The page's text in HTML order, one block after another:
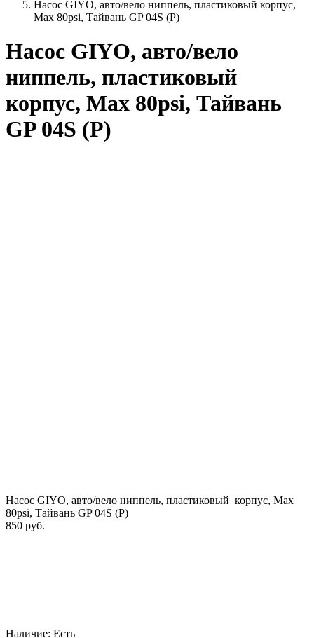
Насос GIYO, aвто/вело ниппель, пластиковый корпус,
Max 80psi, Тайвань GP 04S (P)
Насос GIYO, aвто/вело
ниппель, пластиковый
корпус, Max 80psi, Тайвань
GP 04S (P)
Насос GIYO, aвто/вело ниппель, пластиковый корпус, Max
80psi, Тайвань GP 04S (P)
850 руб.
Наличие: Есть